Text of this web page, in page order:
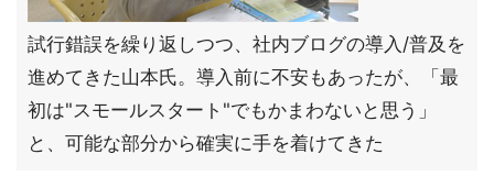
試行錯誤を繰り返しつつ、社内ブログの導入/普及を
進めてきた山本氏。導入前に不安もあったが、「最
初は"スモールスタート"でもかまわないと思う」
と、可能な部分から確実に手を着けてきた